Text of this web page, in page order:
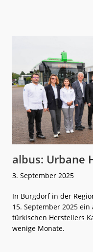
albus: Urbane
3. September 2025
In Burgdorf in der
15. September 2025
türkischen Herstellers
wenige Monate.